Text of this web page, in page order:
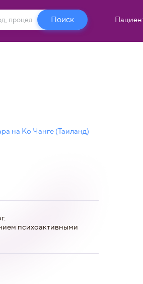
на Ко Чанге (Таиланд)
психоактивными